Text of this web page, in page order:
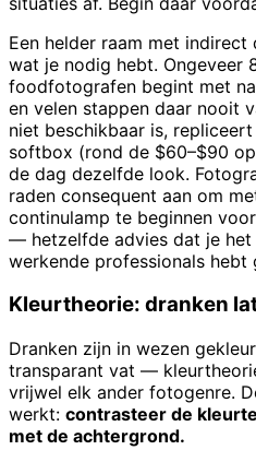
Een helder raam met
wat je nodig hebt. Ongeveer
foodfotografen begint met
en velen stappen daar nooit
niet beschikbaar is,
softbox (rond de $60–$90
de dag dezelfde look.
raden consequent aan om
continulamp te beginnen
— hetzelfde advies dat je het
werkende professionals hebt
Kleurtheorie: dranken
Dranken zijn in wezen
transparant vat —
vrijwel elk ander fotogenre.
werkt: contrasteer de
met de achtergrond.